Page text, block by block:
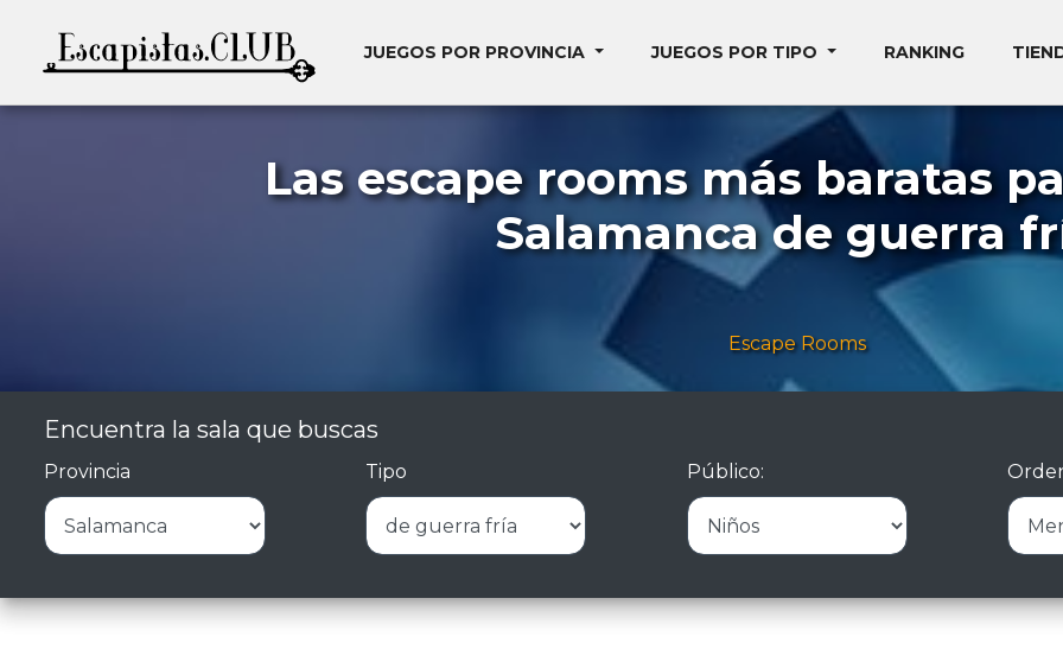
JUEGOS POR PROVINCIA JUEGOS POR TIPO RANKING
Las escape rooms más baratas
Salamanca de guerra
Escape Rooms
Encuentra la sala que buscas
Provincia Tipo Público: